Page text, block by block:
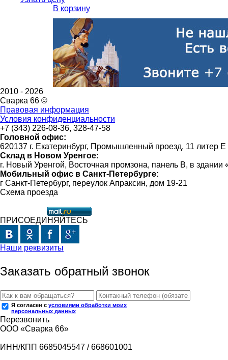
В корзину
2010 - 2026
Сварка 66 ©
Правовая информация
Условия конфиденциальности
+7 (343) 226-08-36, 328-47-58
Головной офис:
620137 г. Екатеринбург, Промышленный проезд, 11 литер Е
Склад в Новом Уренгое:
г. Новый Уренгой, Восточная промзона, панель В, в
Мобильный офис в Санкт-Петербурге:
г Санкт-Петербург, переулок Апраксин, дом 19-21
Схема проезда
ПРИСОЕДИНЯЙТЕСЬ
Наши реквизиты
Заказать обратный звонок
Я согласен с условиями обработки моих
персональных данных
Перезвонить
ООО «Сварка 66»
ИНН/КПП 6685045547 / 668601001